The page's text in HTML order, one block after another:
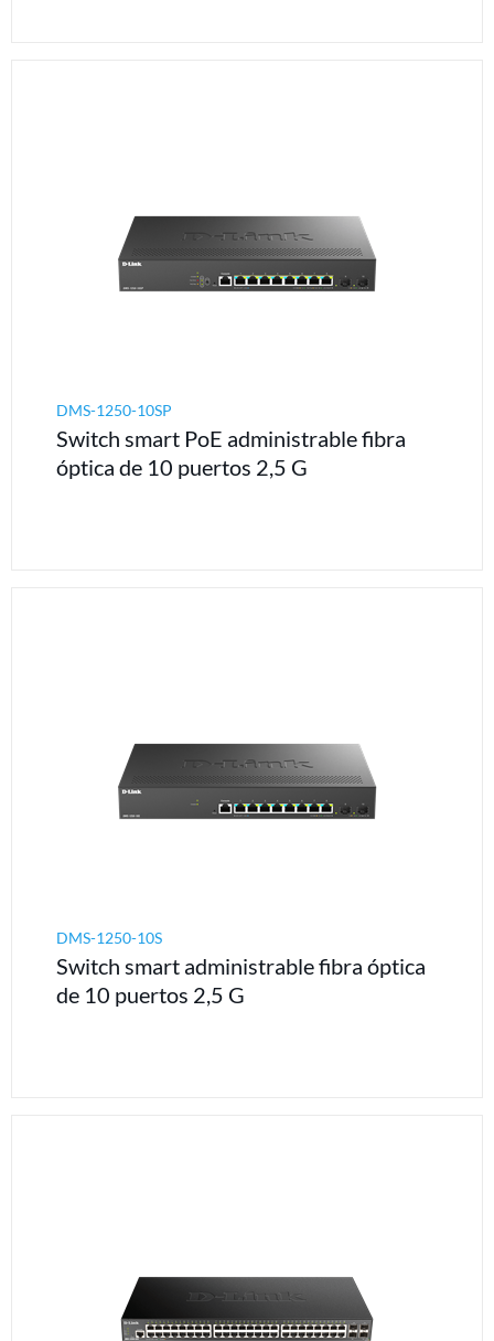
DMS-1250-10SP
Switch smart PoE administrable fibra
óptica de 10 puertos 2,5 G
DMS-1250-10S
Switch smart administrable fibra óptica
de 10 puertos 2,5 G